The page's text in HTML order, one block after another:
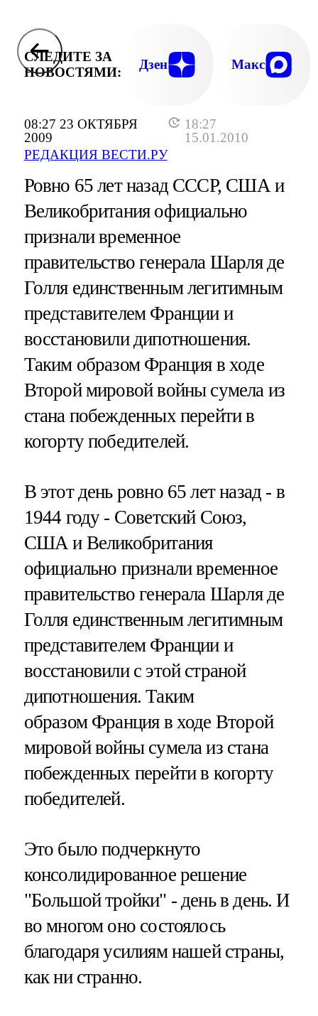
08:27 23 ОКТЯБРЯ
2009
18:27
15.01.2010
РЕДАКЦИЯ ВЕСТИ.РУ
СЛЕДИТЕ ЗА
НОВОСТЯМИ:
Дзен Макс
Ровно 65 лет назад СССР, США и
Великобритания официально
признали временное
правительство генерала Шарля де
Голля единственным легитимным
представителем Франции и
восстановили дипотношения.
Таким образом Франция в ходе
Второй мировой войны сумела из
стана побежденных перейти в
когорту победителей.
В этот день ровно 65 лет назад - в
1944 году - Советский Союз,
США и Великобритания
официально признали временное
правительство генерала Шарля де
Голля единственным легитимным
представителем Франции и
восстановили с этой страной
дипотношения. Таким
образом Франция в ходе Второй
мировой войны сумела из стана
побежденных перейти в когорту
победителей.
Это было подчеркнуто
консолидированное решение
"Большой тройки" - день в день. И
во многом оно состоялось
благодаря усилиям нашей страны,
как ни странно.